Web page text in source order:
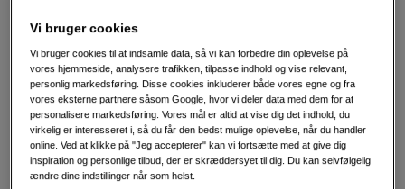
Her får du syv tips der gør undervandsfotografering
lettere og billederne flottere:
1. Kom tæt på motivet.I vand forsvinder kontrast, farve
og skarphed, så brug gerne en vidvinkel og flytte dig
tættere på motivet end at zoome fra en afstand.
2. Fotografere tæt på overfladen.Ved at fotografere
tæt på overfladen får du mere lys i billederne. Desuden
Vi bruger cookies
Vi bruger cookies til at indsamle data, så vi kan forbedre din oplevelse på
vores hjemmeside, analysere trafikken, tilpasse indhold og vise relevant,
personlig markedsføring. Disse cookies inkluderer både vores egne og fra
vores eksterne partnere såsom Google, hvor vi deler data med dem for at
personalisere markedsføring. Vores mål er altid at vise dig det indhold, du
virkelig er interesseret i, så du får den bedst mulige oplevelse, når du handler
online. Ved at klikke på "Jeg accepterer" kan vi fortsætte med at give dig
inspiration og personlige tilbud, der er skræddersyet til dig. Du kan selvfølgelig
ændre dine indstillinger når som helst.